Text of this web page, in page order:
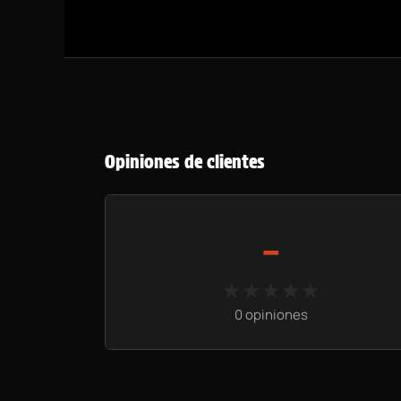
Opiniones de clientes
-
0 opiniones